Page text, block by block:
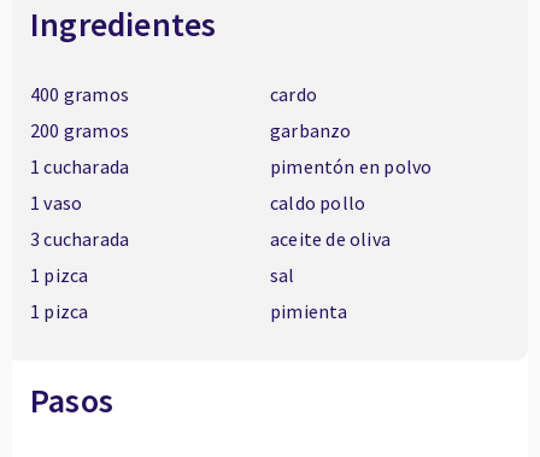
Ingredientes
400 gramos
cardo
200 gramos
garbanzo
1 cucharada
pimentón en polvo
1 vaso
caldo pollo
3 cucharada
aceite de oliva
1 pizca
sal
1 pizca
pimienta
Pasos